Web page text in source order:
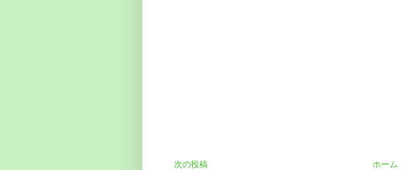
次の投稿
ホーム